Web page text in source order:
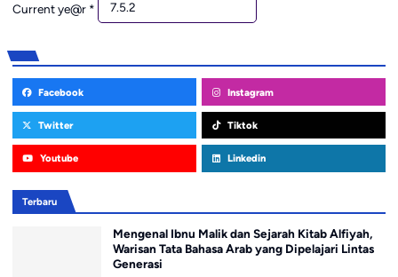
Current ye@r *
Facebook Instagram
Twitter Tiktok
Youtube Linkedin
Terbaru
Mengenal Ibnu Malik dan Sejarah Kitab Alfiyah,
Warisan Tata Bahasa Arab yang Dipelajari Lintas
Generasi